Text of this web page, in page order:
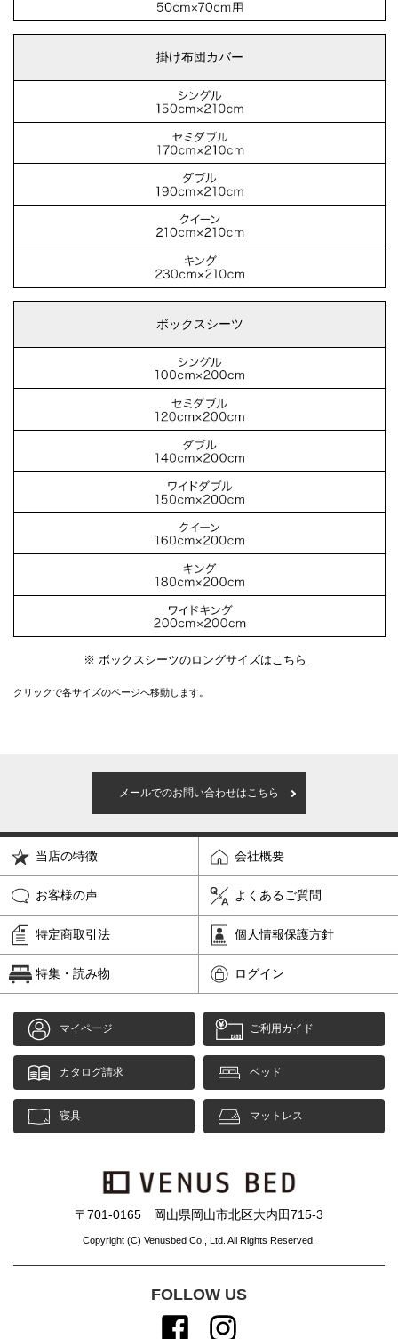
掛け布団カバー
ボックスシーツ
※ ボックスシーツのロングサイズはこちら
クリックで各サイズのページへ移動します。
メールでのお問い合わせはこちら
当店の特徴 会社概要
お客様の声 よくあるご質問
特定商取引法 個人情報保護方針
特集・読み物 ログイン
マイページ ご利用ガイド
カタログ請求 ベッド
寝具 マットレス
〒701-0165 岡山県岡山市北区大内田715-3
Copyright (C) Venusbed Co., Ltd. All Rights Reserved.
FOLLOW US